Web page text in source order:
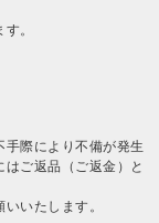
。
際により不備が発生
ご返品（ご返金）と
いたします。